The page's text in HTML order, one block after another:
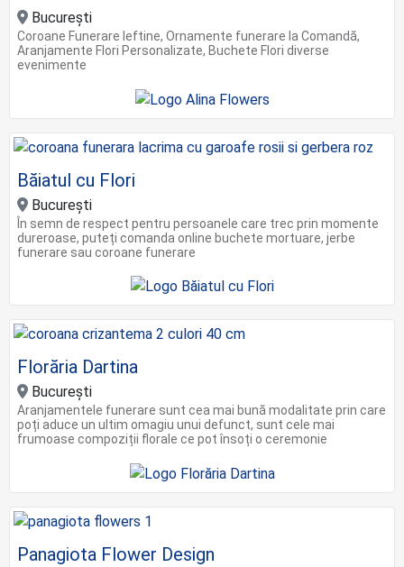
Bucureşti
Coroane Funerare Ieftine, Ornamente funerare la Comandă,
Aranjamente Flori Personalizate, Buchete Flori diverse
evenimente
Băiatul cu Flori
Bucureşti
În semn de respect pentru persoanele care trec prin momente
dureroase, puteți comanda online buchete mortuare, jerbe
funerare sau coroane funerare
Florăria Dartina
Bucureşti
Aranjamentele funerare sunt cea mai bună modalitate prin care
poți aduce un ultim omagiu unui defunct, sunt cele mai
frumoase compoziții florale ce pot însoți o ceremonie
Panagiota Flower Design